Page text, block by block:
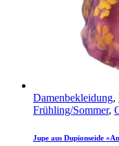
Damenbekleidung,
Frühling/Sommer,
Jupe aus Dupionseide